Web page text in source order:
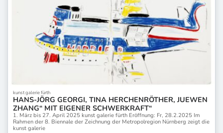
kunst galerie fürth
HANS-JÖRG GEORGI, TINA HERCHENRÖTHER, JUEWEN
ZHANG“ MIT EIGENER SCHWERKRAFT“
1. März bis 27. April 2025 kunst galerie fürth Eröffnung: Fr, 28.2.2025 Im
Rahmen der 8. Biennale der Zeichnung der Metropolregion Nürnberg zeigt die
kunst galerie